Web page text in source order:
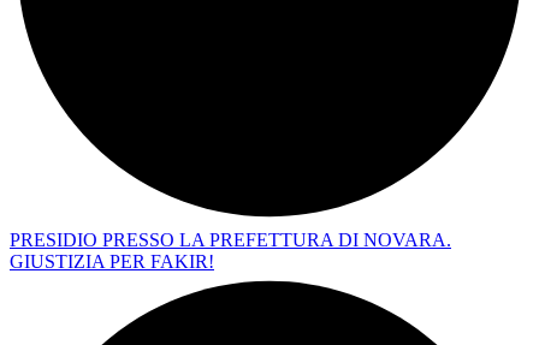
PRESIDIO PRESSO LA PREFETTURA DI NOVARA.
GIUSTIZIA PER FAKIR!